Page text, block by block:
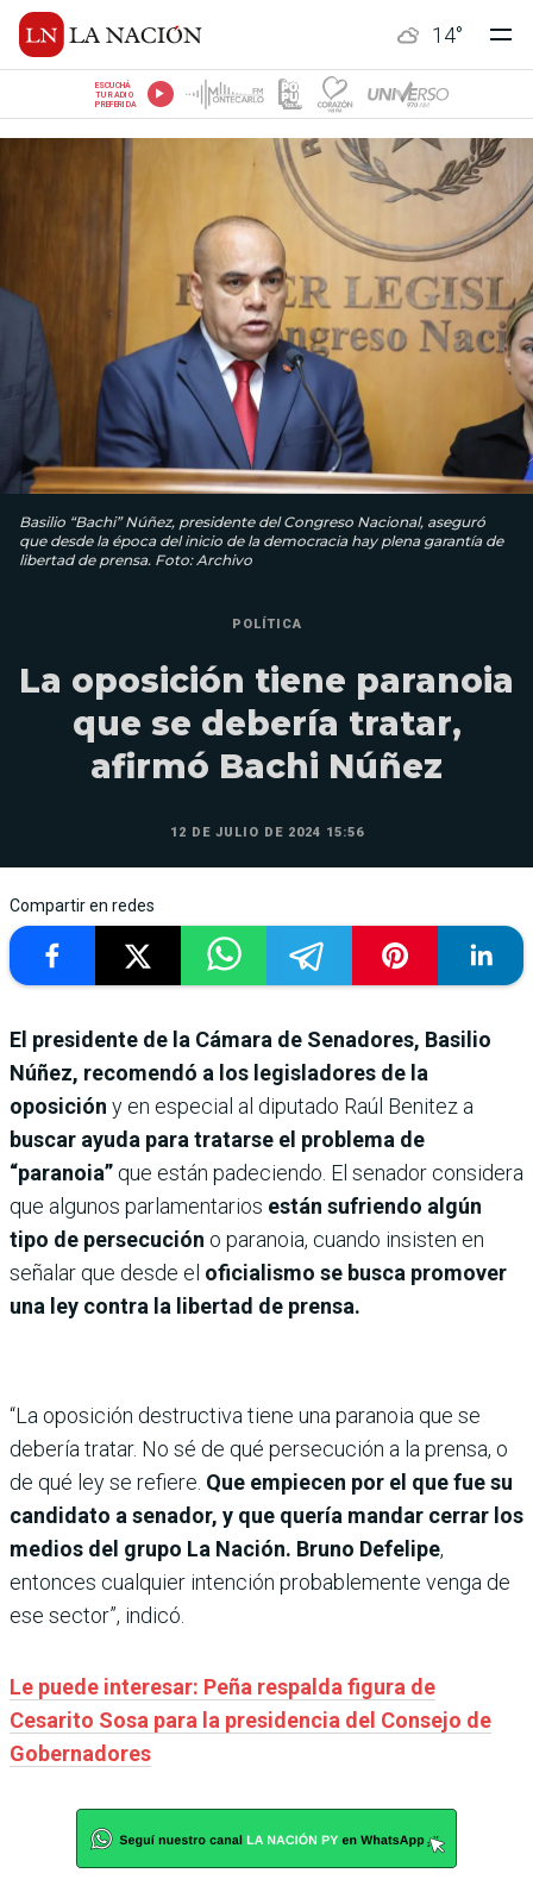
14°
ESCUCHÁ
TU RADIO
PREFERIDA
Basilio “Bachi” Núñez, presidente del Congreso Nacional, aseguró
que desde la época del inicio de la democracia hay plena garantía de
libertad de prensa. Foto: Archivo
POLÍTICA
La oposición tiene paranoia
que se debería tratar,
afirmó Bachi Núñez
12 DE JULIO DE 2024 15:56
Compartir en redes
El presidente de la Cámara de Senadores, Basilio
Núñez, recomendó a los legisladores de la
oposición y en especial al diputado Raúl Benitez a
buscar ayuda para tratarse el problema de
“paranoia” que están padeciendo. El senador considera
que algunos parlamentarios están sufriendo algún
tipo de persecución o paranoia, cuando insisten en
señalar que desde el oficialismo se busca promover
una ley contra la libertad de prensa.
“La oposición destructiva tiene una paranoia que se
debería tratar. No sé de qué persecución a la prensa, o
de qué ley se refiere. Que empiecen por el que fue su
candidato a senador, y que quería mandar cerrar los
medios del grupo La Nación. Bruno Defelipe,
entonces cualquier intención probablemente venga de
ese sector”, indicó.
Le puede interesar: Peña respalda figura de
Cesarito Sosa para la presidencia del Consejo de
Gobernadores